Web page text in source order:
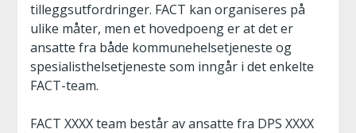
tilleggsutfordringer. FACT kan organiseres på
ulike måter, men et hovedpoeng er at det er
ansatte fra både kommunehelsetjeneste og
spesialisthelsetjeneste som inngår i det enkelte
FACT-team.
FACT XXXX team består av ansatte fra DPS XXXX